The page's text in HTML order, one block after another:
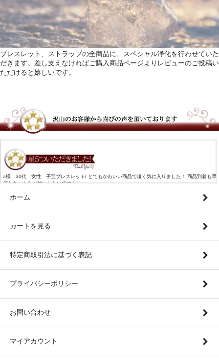
ブレスレット、ストラップの全商品に、スペシャル浄化を行わせていた
だきます。差し支えなければご購入商品ページよりレビューのご投稿い
ただけると嬉しいです。
a様 30代 女性 子宝ブレスレット/ とてもかわいい商品で凄く気に入りました！ 商品到着も早
何かあったらお願いしたいです！
ホーム
カートを見る
特定商取引法に基づく表記
プライバシーポリシー
お問い合わせ
マイアカウント